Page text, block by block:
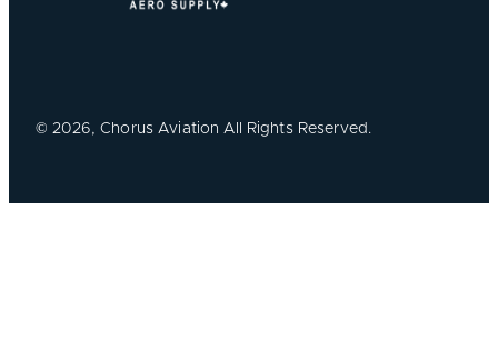
© 2026, Chorus Aviation All Rights Reserved.